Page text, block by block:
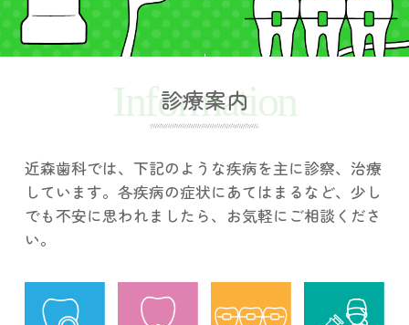
Information
診療案内
近森歯科では、下記のような疾病を主に診察、治療
しています。各疾病の症状にあてはまるなど、少し
でも不安に思われましたら、お気軽にご相談くださ
い。